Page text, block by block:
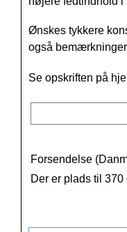
Ønskes tykkere
også
Se opskriften på
Forsendelse
Der er plads til